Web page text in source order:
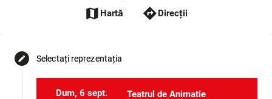
map Hartă directionsDirecții
edit Selectați reprezentația
Dum, 6 sept.
Teatrul de Animatie